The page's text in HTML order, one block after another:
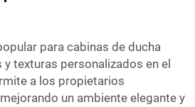
para cabinas de ducha
texturas personalizados en el
a los propietarios
un ambiente elegante y